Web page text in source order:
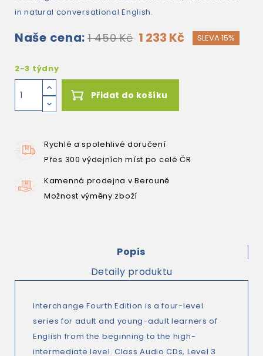
in natural conversational English.
Naše cena: 1 450 Kč 1 233 Kč SLEVA 15%
2-3 týdny
Přidat do košíku
Rychlé a spolehlivé doručení
Přes 300 výdejních míst po celé ČR
Kamenná prodejna v Berouně
Možnost výměny zboží
Popis
Detaily produktu
Interchange Fourth Edition is a four-level
series for adult and young-adult learners of
English from the beginning to the high-
intermediate level. Class Audio CDs, Level 3